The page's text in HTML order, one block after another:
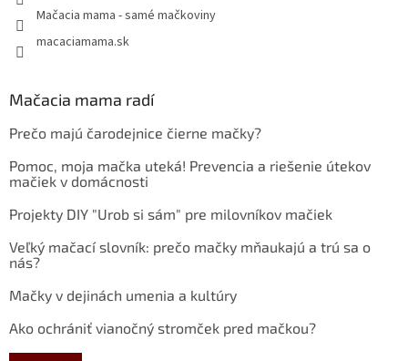
Mačacia mama - samé mačkoviny
macaciamama.sk
Mačacia mama radí
Prečo majú čarodejnice čierne mačky?
Pomoc, moja mačka uteká! Prevencia a riešenie útekov
mačiek v domácnosti
Projekty DIY "Urob si sám" pre milovníkov mačiek
Veľký mačací slovník: prečo mačky mňaukajú a trú sa o
nás?
Mačky v dejinách umenia a kultúry
Ako ochrániť vianočný stromček pred mačkou?